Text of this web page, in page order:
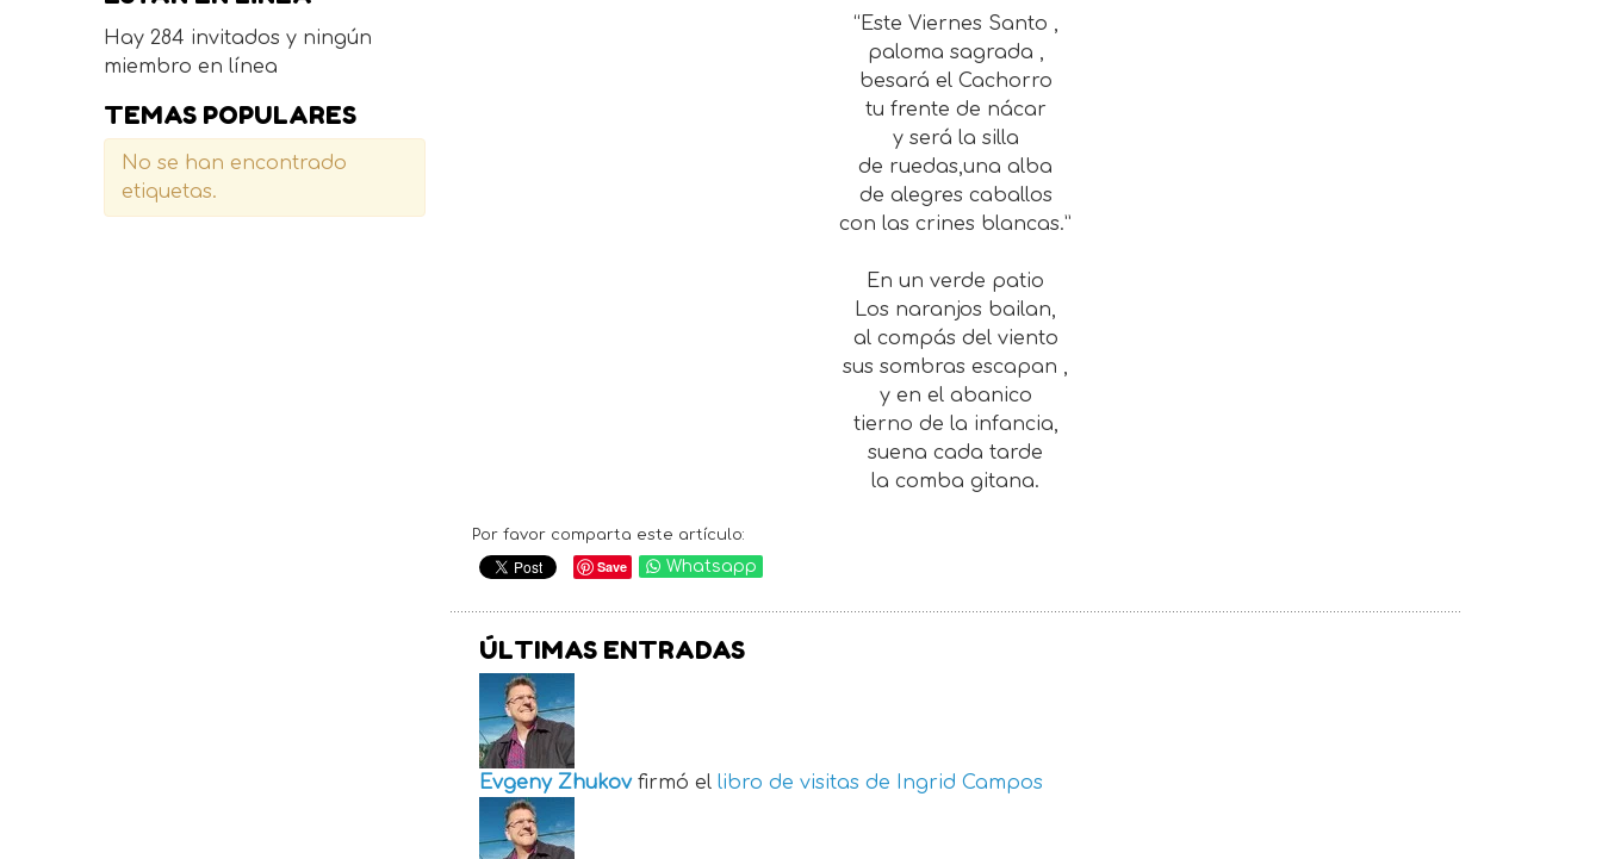
“Este Viernes Santo ,
paloma sagrada ,
besará el Cachorro
tu frente de nácar
y será la silla
de ruedas,una alba
de alegres caballos
con las crines blancas.”
En un verde patio
Los naranjos bailan,
al compás del viento
sus sombras escapan ,
y en el abanico
tierno de la infancia,
suena cada tarde
la comba gitana.
Por favor comparta este artículo:
Save Whatsapp
ÚLTIMAS ENTRADAS
Evgeny Zhukov firmó el libro de visitas de Ingrid Campos
Hay 284 invitados y ningún
miembro en línea
TEMAS POPULARES
No se han encontrado
etiquetas.